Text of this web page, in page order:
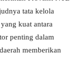
tata kelola
kuat antara
penting dalam
memberikan